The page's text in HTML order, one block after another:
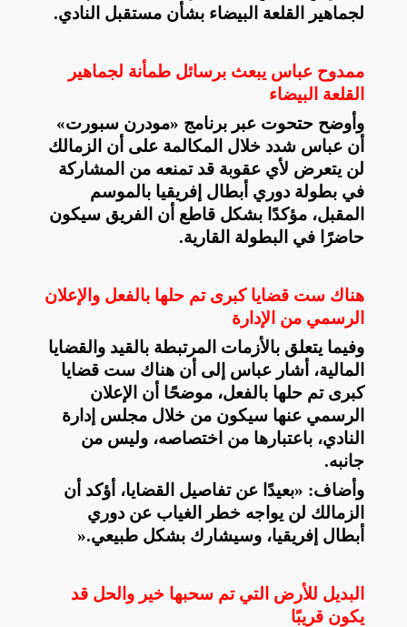
لجماهير القلعة البيضاء بشأن مستقبل النادي.
ممدوح عباس يبعث برسائل طمأنة لجماهير
القلعة البيضاء
وأوضح حتحوت عبر برنامج «مودرن سبورت»
أن عباس شدد خلال المكالمة على أن الزمالك
لن يتعرض لأي عقوبة قد تمنعه من المشاركة
في بطولة دوري أبطال إفريقيا بالموسم
المقبل، مؤكدًا بشكل قاطع أن الفريق سيكون
حاضرًا في البطولة القارية.
هناك ست قضايا كبرى تم حلها بالفعل والإعلان
الرسمي من الإدارة
وفيما يتعلق بالأزمات المرتبطة بالقيد والقضايا
المالية، أشار عباس إلى أن هناك ست قضايا
كبرى تم حلها بالفعل، موضحًا أن الإعلان
الرسمي عنها سيكون من خلال مجلس إدارة
النادي، باعتبارها من اختصاصه، وليس من
جانبه.
وأضاف: «بعيدًا عن تفاصيل القضايا، أؤكد أن
الزمالك لن يواجه خطر الغياب عن دوري
أبطال إفريقيا، وسيشارك بشكل طبيعي».
البديل للأرض التي تم سحبها خير والحل قد
يكون قريبًا